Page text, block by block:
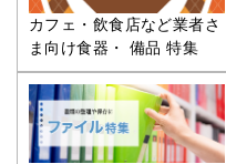
カフェ・飲食店など業者さ
ま向け食器・ 備品 特集